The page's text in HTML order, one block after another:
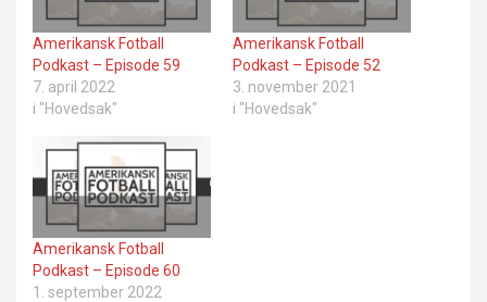
Amerikansk Fotball
Podkast – Episode 59
7. april 2022
i "Hovedsak"
Amerikansk Fotball
Podkast – Episode 52
3. november 2021
i "Hovedsak"
Amerikansk Fotball
Podkast – Episode 60
1. september 2022